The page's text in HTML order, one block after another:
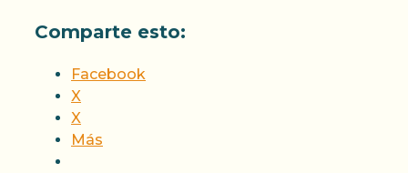
Comparte esto:
Facebook
X
X
Más